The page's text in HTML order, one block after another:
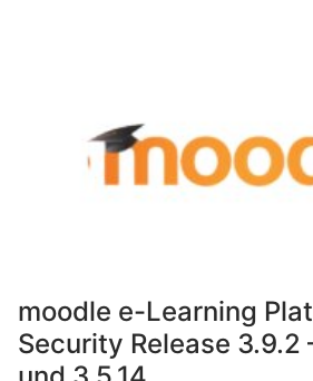
moodle e-Learning
Security Release 3.9.2